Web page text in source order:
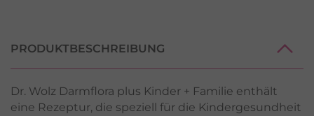
PRODUKTBESCHREIBUNG
Dr. Wolz Darmflora plus Kinder + Familie enthält
eine Rezeptur, die speziell für die Kindergesundheit